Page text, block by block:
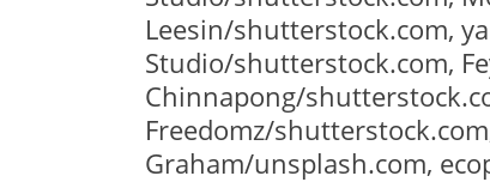
Leesin/shutterstock.com,
Studio/shutterstock.com,
Chinnapong/
Freedomz/
Graham/unsplash.com,